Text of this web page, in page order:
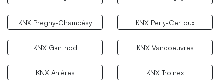
KNX Pregny-Chambésy KNX Perly-Certoux
KNX Genthod KNX Vandoeuvres
KNX Anières KNX Troinex